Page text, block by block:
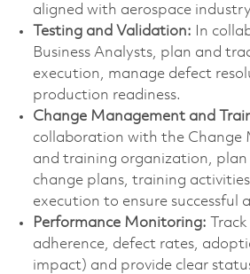
aligned with aerospace
Testing and Validation: In
Business Analysts, plan and
execution, manage defect
production readiness.
Change Management and
collaboration with the Change
and training organization, plan
change plans, training
execution to ensure successful
Performance Monitoring:
adherence, defect rates,
impact) and provide clear